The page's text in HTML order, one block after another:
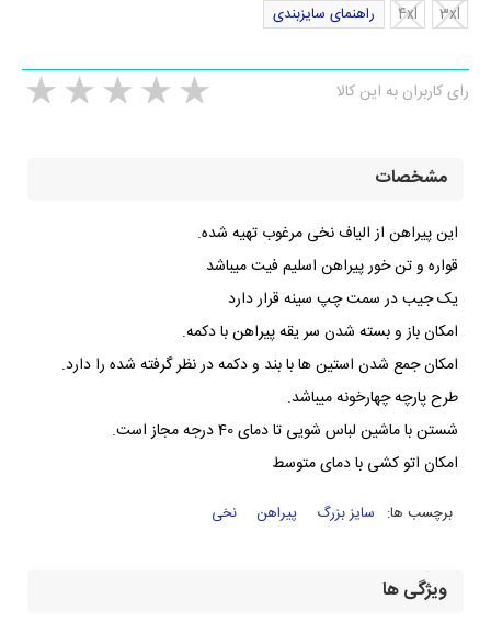
3xl
4xl راهنمای سایزبندی
رای کاربران به این کالا
مشخصات
این پیراهن از الیاف نخی مرغوب تهیه شده.
قواره و تن خور پیراهن اسلیم فیت میباشد
یک جیب در سمت چپ سینه قرار دارد
امکان باز و بسته شدن سر یقه پیراهن با دکمه.
امکان جمع شدن استین ها با بند و دکمه در نظر گرفته شده را دارد.
طرح پارچه چهارخونه میباشد.
شستن با ماشین لباس شویی تا دمای 40 درجه مجاز است.
امکان اتو کشی با دمای متوسط
برچسب ها: سایز بزرگ پیراهن نخی
ویژگی ها